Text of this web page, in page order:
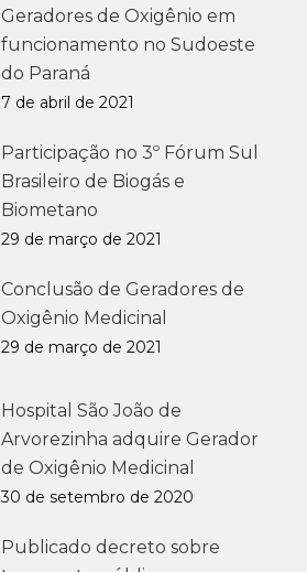
Geradores de Oxigênio em
funcionamento no Sudoeste
do Paraná
7 de abril de 2021
Participação no 3º Fórum Sul
Brasileiro de Biogás e
Biometano
29 de março de 2021
Conclusão de Geradores de
Oxigênio Medicinal
29 de março de 2021
Hospital São João de
Arvorezinha adquire Gerador
de Oxigênio Medicinal
30 de setembro de 2020
Publicado decreto sobre